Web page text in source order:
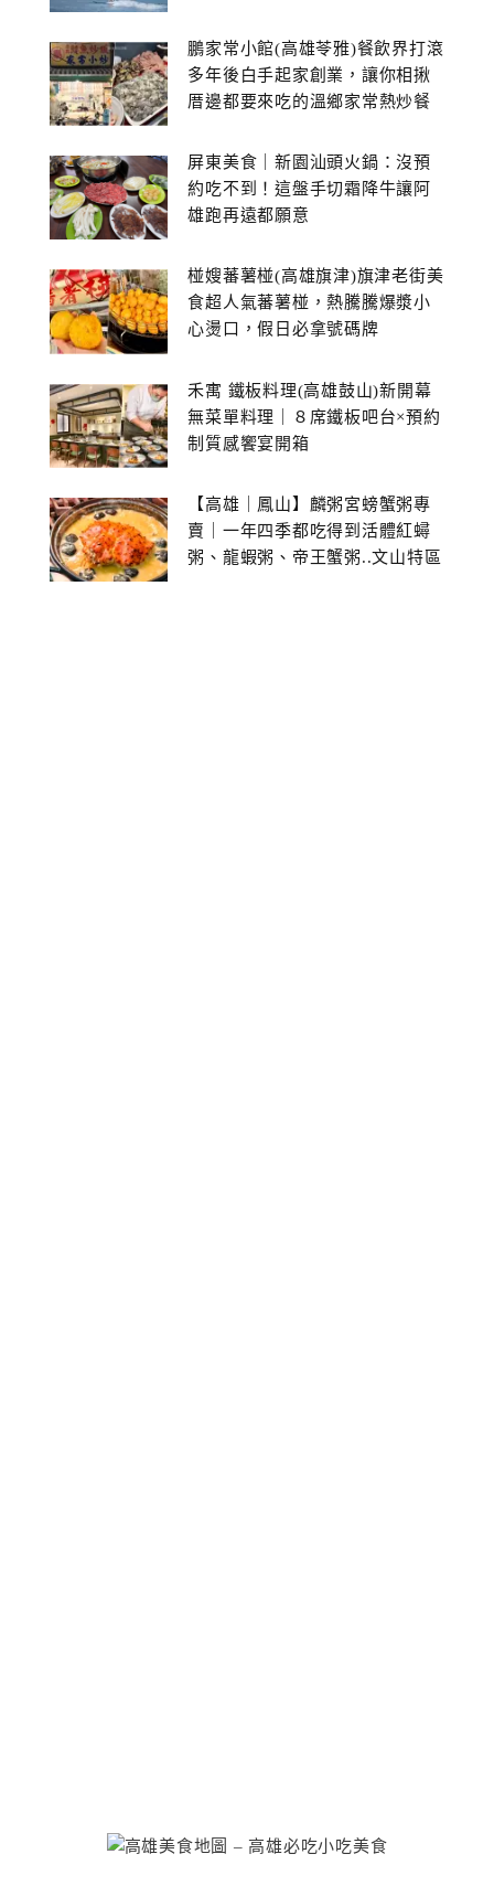
鵬家常小館(高雄苓雅)餐飲界打滾
多年後白手起家創業，讓你相揪
厝邊都要來吃的溫鄉家常熱炒餐
屏東美食｜新園汕頭火鍋：沒預
約吃不到！這盤手切霜降牛讓阿
雄跑再遠都願意
椪嫂蕃薯椪(高雄旗津)旗津老街美
食超人氣蕃薯椪，熱騰騰爆漿小
心燙口，假日必拿號碼牌
禾寓 鐵板料理(高雄鼓山)新開幕
無菜單料理｜８席鐵板吧台×預約
制質感饗宴開箱
【高雄｜鳳山】麟粥宮螃蟹粥專
賣｜一年四季都吃得到活體紅蟳
粥、龍蝦粥、帝王蟹粥..文山特區